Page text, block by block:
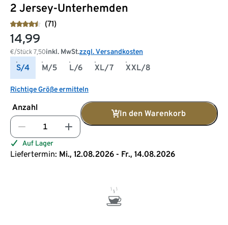
2 Jersey-Unterhemden
(71)
14,99
€/Stück 7,50inkl. MwSt.zzgl. Versandkosten
S/4 M/5 L/6 XL/7 XXL/8
Richtige Größe ermitteln
Anzahl
In den Warenkorb
Auf Lager
Liefertermin: Mi., 12.08.2026 - Fr., 14.08.2026